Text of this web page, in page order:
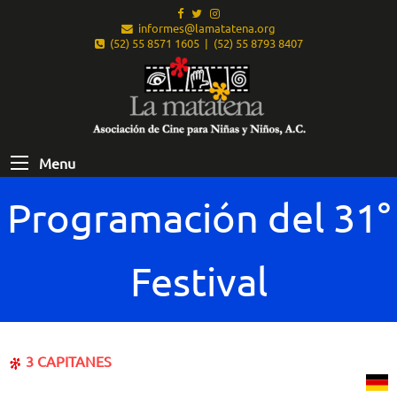
informes@lamatatena.org
(52) 55 8571 1605 | (52) 55 8793 8407
Menu
Programación del 31°
Festival
3 CAPITANES